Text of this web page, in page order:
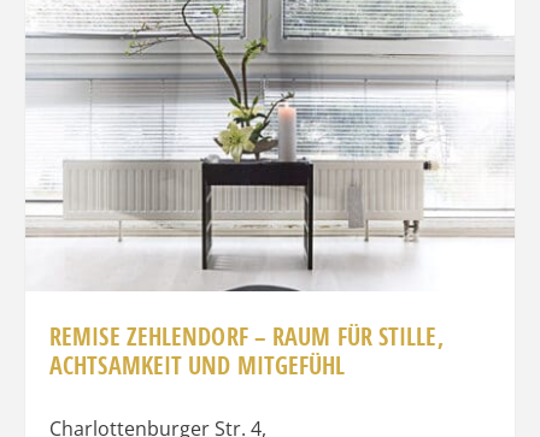
REMISE ZEHLENDORF – RAUM FÜR STILLE,
ACHTSAMKEIT UND MITGEFÜHL
Charlottenburger Str. 4,